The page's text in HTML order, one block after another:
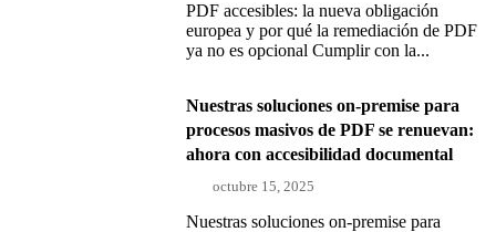
PDF accesibles: la nueva obligación
europea y por qué la remediación de PDF
ya no es opcional Cumplir con la...
Nuestras soluciones on-premise para
procesos masivos de PDF se renuevan:
ahora con accesibilidad documental
octubre 15, 2025
Nuestras soluciones on-premise para